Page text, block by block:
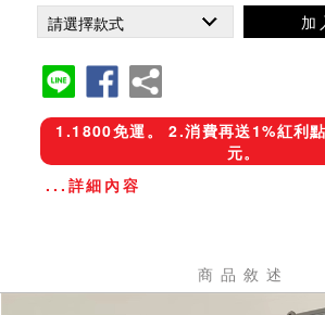
加
1.1800免運。 2.消費再送1%紅利
元。
...詳細內容
商品敘述